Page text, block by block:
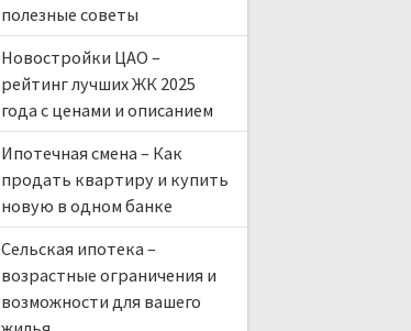
полезные советы
Новостройки ЦАО –
рейтинг лучших ЖК 2025
года с ценами и описанием
Ипотечная смена – Как
продать квартиру и купить
новую в одном банке
Сельская ипотека –
возрастные ограничения и
возможности для вашего